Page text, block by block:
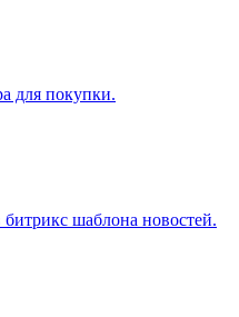
для покупки.
шаблона новостей.